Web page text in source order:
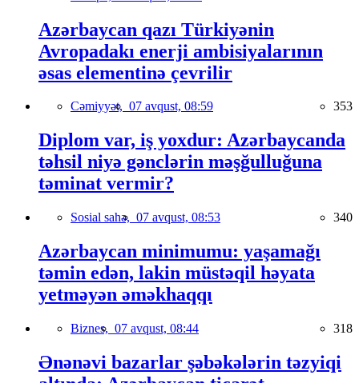
Azərbaycan qazı Türkiyənin
Avropadakı enerji ambisiyalarının
əsas elementinə çevrilir
Cəmiyyət, 07 avqust, 08:59 353
Diplom var, iş yoxdur: Azərbaycanda
təhsil niyə gənclərin məşğulluğuna
təminat vermir?
Sosial sahə, 07 avqust, 08:53 340
Azərbaycan minimumu: yaşamağı
təmin edən, lakin müstəqil həyata
yetməyən əməkhaqqı
Biznes, 07 avqust, 08:44 318
Ənənəvi bazarlar şəbəkələrin təzyiqi